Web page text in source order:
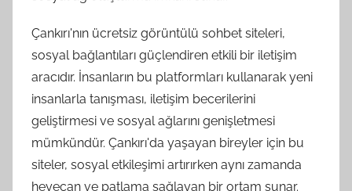
Çankırı'nın ücretsiz görüntülü sohbet siteleri,
sosyal bağlantıları güçlendiren etkili bir iletişim
aracıdır. İnsanların bu platformları kullanarak yeni
insanlarla tanışması, iletişim becerilerini
geliştirmesi ve sosyal ağlarını genişletmesi
mümkündür. Çankırı'da yaşayan bireyler için bu
siteler, sosyal etkileşimi artırırken aynı zamanda
heyecan ve patlama sağlayan bir ortam sunar.